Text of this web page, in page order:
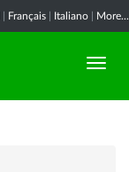
Français Italiano More...